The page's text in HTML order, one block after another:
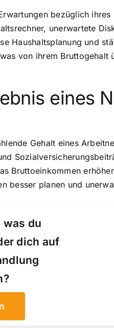
bezüglich
unerwartete
Haushaltsplanung und
von ihrem Bruttogehalt
eines
Gehalt eines
Bruttoeinkommen
besser planen und
du
dich auf